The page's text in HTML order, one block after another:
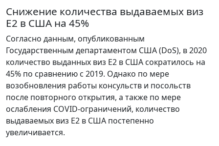
Снижение количества выдаваемых виз
E2 в США на 45%
Согласно данным, опубликованным
Государственным департаментом США (DoS), в 2020
количество выданных виз E2 в США сократилось на
45% по сравнению с 2019. Однако по мере
возобновления работы консульств и посольств
после повторного открытия, а также по мере
ослабления COVID-ограничений, количество
выдаваемых виз E2 в США постепенно
увеличивается.